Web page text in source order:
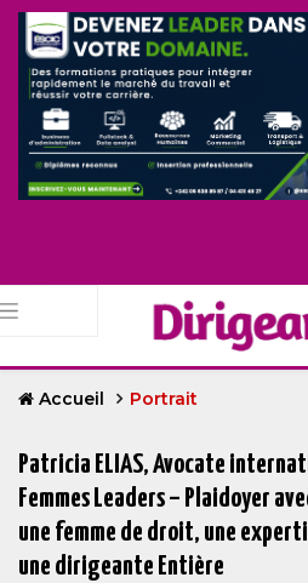
Accueil Portrait
Patricia ELIAS, Avocate
Femmes Leaders – Plaidoyer
une femme de droit, une
une dirigeante Entière